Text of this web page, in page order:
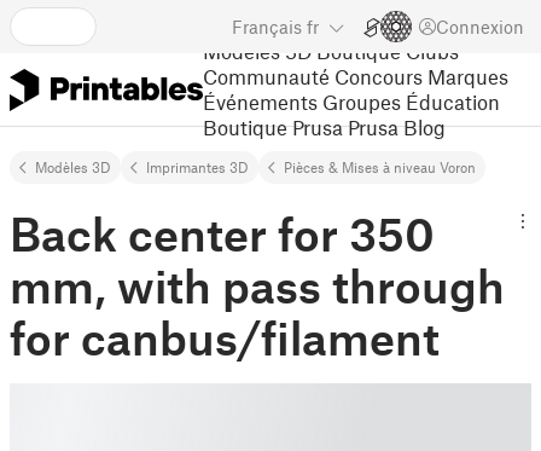
Français fr Connexion
Modèles 3D Boutique Clubs
Communauté Concours Marques
Événements Groupes Éducation
Boutique Prusa Prusa Blog
Modèles 3D Imprimantes 3D Pièces & Mises à niveau Voron
Back center for 350
mm, with pass through
for canbus/filament